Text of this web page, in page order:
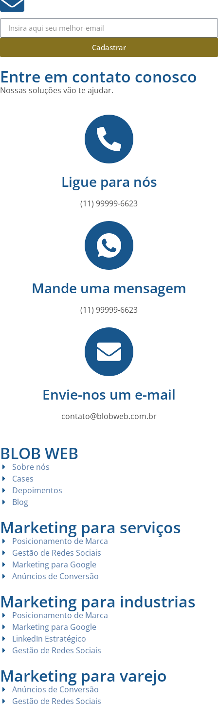
Cadastrar
Entre em contato conosco
Nossas soluções vão te ajudar.
Ligue para nós
(11) 99999-6623
Mande uma mensagem
(11) 99999-6623
Envie-nos um e-mail
contato@blobweb.com.br
BLOB WEB
Sobre nós
Cases
Depoimentos
Blog
Marketing para serviços
Posicionamento de Marca
Gestão de Redes Sociais
Marketing para Google
Anúncios de Conversão
Marketing para industrias
Posicionamento de Marca
Marketing para Google
LinkedIn Estratégico
Gestão de Redes Sociais
Marketing para varejo
Anúncios de Conversão
Gestão de Redes Sociais